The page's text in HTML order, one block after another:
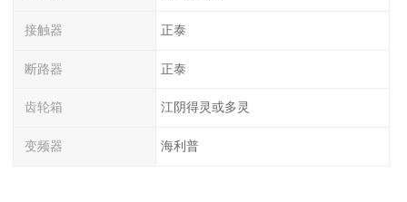
接触器 正泰
断路器 正泰
齿轮箱 江阴得灵或多灵
变频器 海利普